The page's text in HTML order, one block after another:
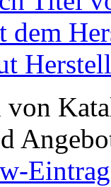
dem
von
Eintrag